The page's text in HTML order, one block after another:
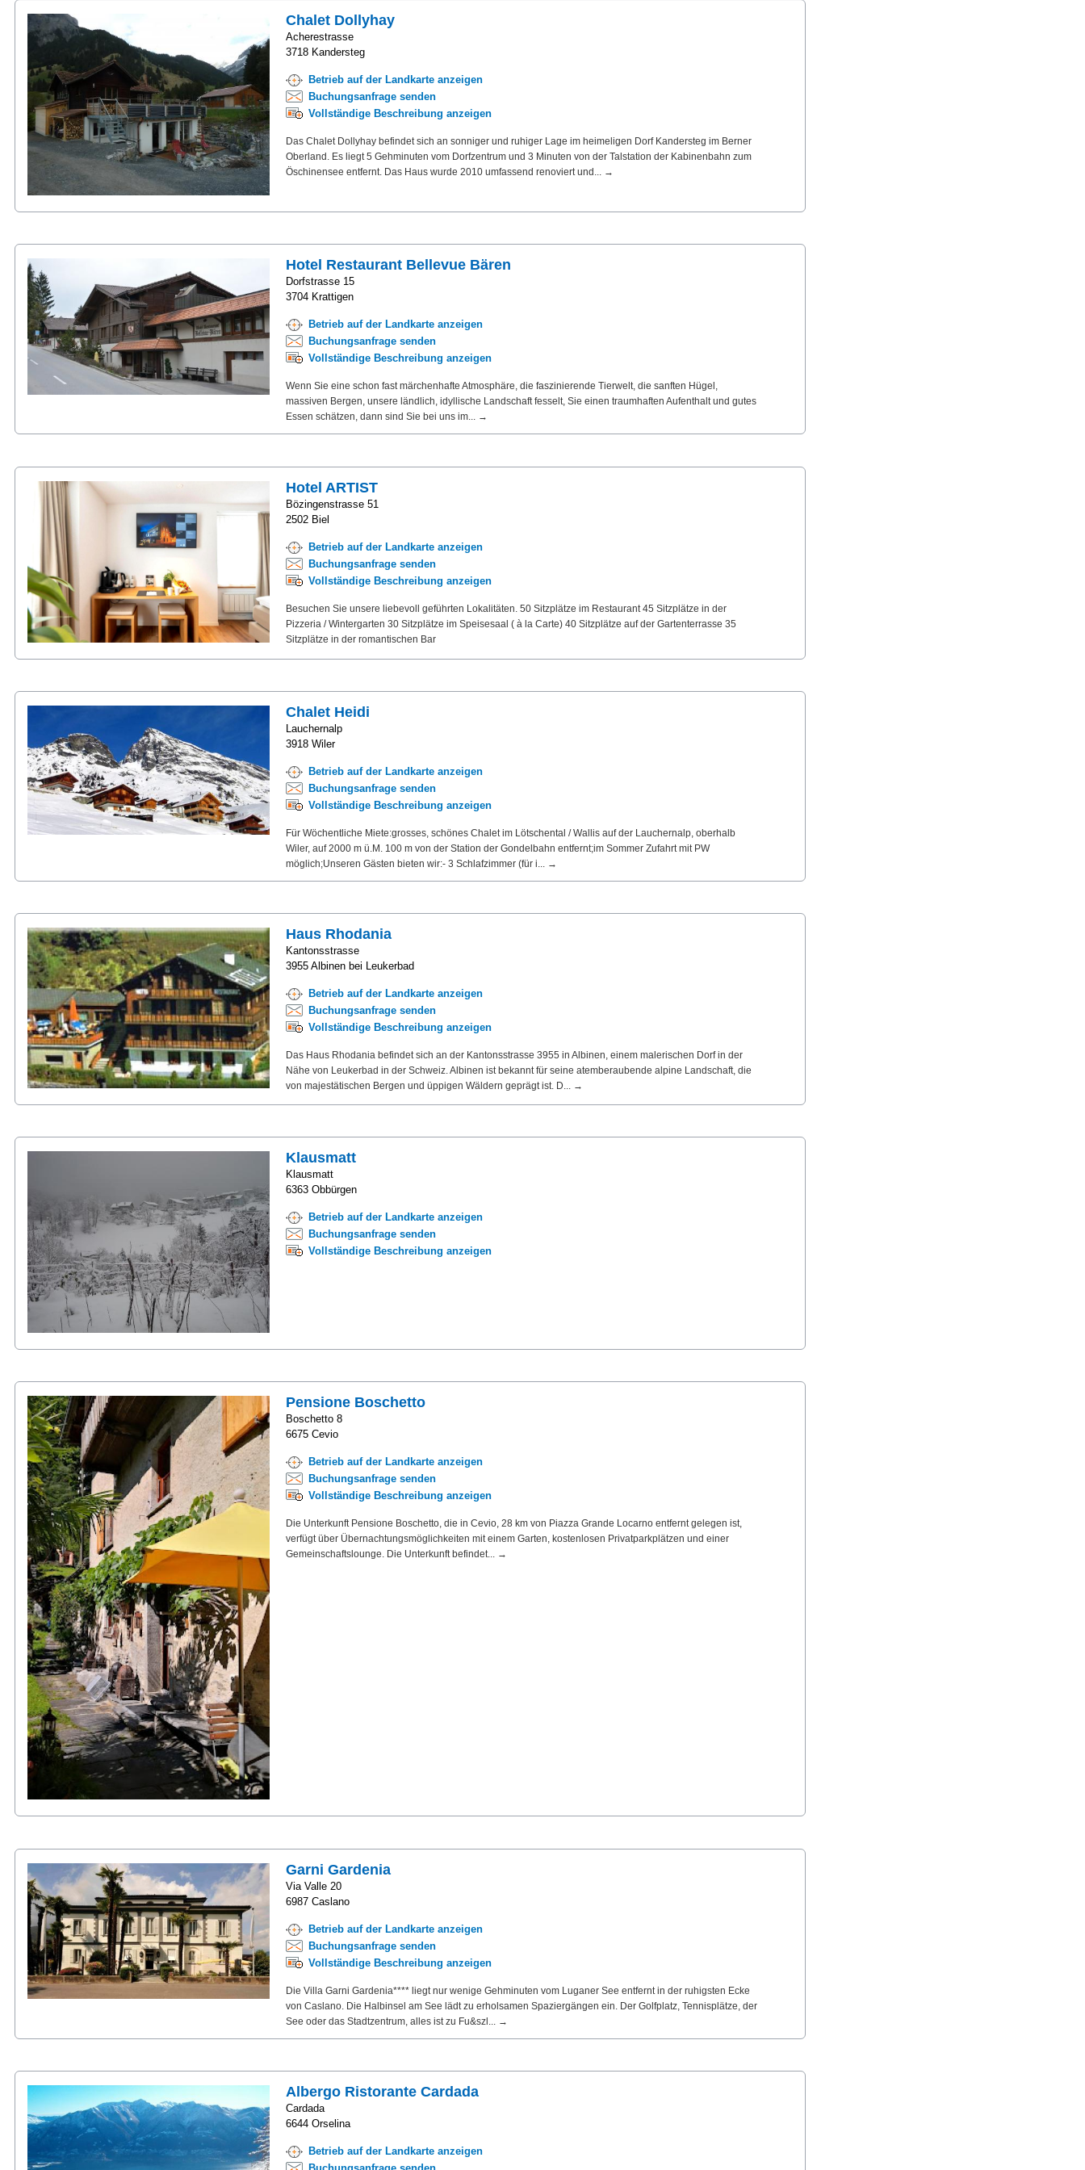
Chalet Dollyhay
Acherestrasse
3718 Kandersteg
Betrieb auf der Landkarte anzeigen
Buchungsanfrage senden
Vollständige Beschreibung anzeigen
Das Chalet Dollyhay befindet sich an sonniger und ruhiger Lage im heimeligen Dorf Kandersteg im Berner
Oberland. Es liegt 5 Gehminuten vom Dorfzentrum und 3 Minuten von der Talstation der Kabinenbahn zum
Öschinensee entfernt. Das Haus wurde 2010 umfassend renoviert und... →
Hotel Restaurant Bellevue Bären
Dorfstrasse 15
3704 Krattigen
Betrieb auf der Landkarte anzeigen
Buchungsanfrage senden
Vollständige Beschreibung anzeigen
Wenn Sie eine schon fast märchenhafte Atmosphäre, die faszinierende Tierwelt, die sanften Hügel,
massiven Bergen, unsere ländlich, idyllische Landschaft fesselt, Sie einen traumhaften Aufenthalt und gutes
Essen schätzen, dann sind Sie bei uns im... →
Hotel ARTIST
Bözingenstrasse 51
2502 Biel
Betrieb auf der Landkarte anzeigen
Buchungsanfrage senden
Vollständige Beschreibung anzeigen
Besuchen Sie unsere liebevoll geführten Lokalitäten. 50 Sitzplätze im Restaurant 45 Sitzplätze in der
Pizzeria / Wintergarten 30 Sitzplätze im Speisesaal ( à la Carte) 40 Sitzplätze auf der Gartenterrasse 35
Sitzplätze in der romantischen Bar
Chalet Heidi
Lauchernalp
3918 Wiler
Betrieb auf der Landkarte anzeigen
Buchungsanfrage senden
Vollständige Beschreibung anzeigen
Für Wöchentliche Miete:grosses, schönes Chalet im Lötschental / Wallis auf der Lauchernalp, oberhalb
Wiler, auf 2000 m ü.M. 100 m von der Station der Gondelbahn entfernt;im Sommer Zufahrt mit PW
möglich;Unseren Gästen bieten wir:- 3 Schlafzimmer (für i... →
Haus Rhodania
Kantonsstrasse
3955 Albinen bei Leukerbad
Betrieb auf der Landkarte anzeigen
Buchungsanfrage senden
Vollständige Beschreibung anzeigen
Das Haus Rhodania befindet sich an der Kantonsstrasse 3955 in Albinen, einem malerischen Dorf in der
Nähe von Leukerbad in der Schweiz. Albinen ist bekannt für seine atemberaubende alpine Landschaft, die
von majestätischen Bergen und üppigen Wäldern geprägt ist. D... →
Klausmatt
Klausmatt
6363 Obbürgen
Betrieb auf der Landkarte anzeigen
Buchungsanfrage senden
Vollständige Beschreibung anzeigen
Pensione Boschetto
Boschetto 8
6675 Cevio
Betrieb auf der Landkarte anzeigen
Buchungsanfrage senden
Vollständige Beschreibung anzeigen
Die Unterkunft Pensione Boschetto, die in Cevio, 28 km von Piazza Grande Locarno entfernt gelegen ist,
verfügt über Übernachtungsmöglichkeiten mit einem Garten, kostenlosen Privatparkplätzen und einer
Gemeinschaftslounge. Die Unterkunft befindet... →
Garni Gardenia
Via Valle 20
6987 Caslano
Betrieb auf der Landkarte anzeigen
Buchungsanfrage senden
Vollständige Beschreibung anzeigen
Die Villa Garni Gardenia**** liegt nur wenige Gehminuten vom Luganer See entfernt in der ruhigsten Ecke
von Caslano. Die Halbinsel am See lädt zu erholsamen Spaziergängen ein. Der Golfplatz, Tennisplätze, der
See oder das Stadtzentrum, alles ist zu Fu&szl... →
Albergo Ristorante Cardada
Cardada
6644 Orselina
Betrieb auf der Landkarte anzeigen